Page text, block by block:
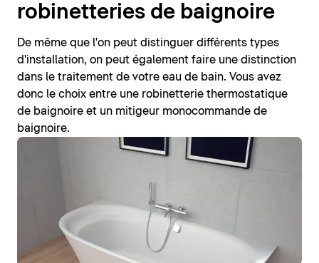
robinetteries de baignoire
De même que l'on peut distinguer différents types
d'installation, on peut également faire une distinction
dans le traitement de votre eau de bain. Vous avez
donc le choix entre une robinetterie thermostatique
de baignoire et un mitigeur monocommande de
baignoire.